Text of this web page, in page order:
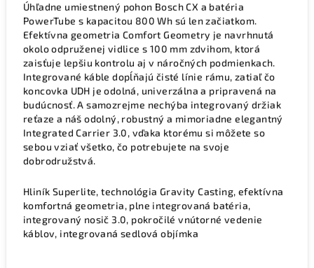
Úhľadne umiestnený pohon Bosch CX a batéria
PowerTube s kapacitou 800 Wh sú len začiatkom.
Efektívna geometria Comfort Geometry je navrhnutá
okolo odpruženej vidlice s 100 mm zdvihom, ktorá
zaisťuje lepšiu kontrolu aj v náročných podmienkach.
Integrované káble dopĺňajú čisté línie rámu, zatiaľ čo
koncovka UDH je odolná, univerzálna a pripravená na
budúcnosť. A samozrejme nechýba integrovaný držiak
reťaze a náš odolný, robustný a mimoriadne elegantný
Integrated Carrier 3.0, vďaka ktorému si môžete so
sebou vziať všetko, čo potrebujete na svoje
dobrodružstvá.
Hliník Superlite, technológia Gravity Casting, efektívna
komfortná geometria, plne integrovaná batéria,
integrovaný nosič 3.0, pokročilé vnútorné vedenie
káblov, integrovaná sedlová objímka